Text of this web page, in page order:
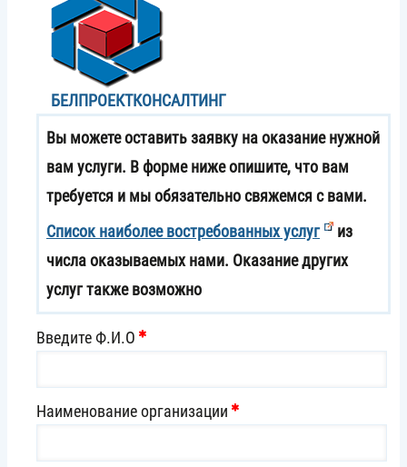
БЕЛПРОЕКТКОНСАЛТИНГ
Вы можете оставить заявку на оказание нужной
вам услуги. В форме ниже опишите, что вам
требуется и мы обязательно свяжемся с вами.
Список наиболее востребованных услуг
из
числа оказываемых нами. Оказание других
услуг также возможно
Введите Ф.И.О
Наименование организации